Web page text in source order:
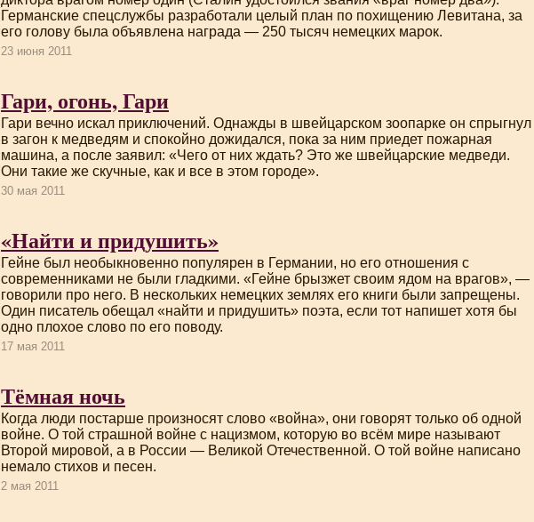
Германские спецслужбы разработали целый план по похищению Левитана, за
его голову была объявлена награда — 250 тысяч немецких марок.
23 июня 2011
Гари, огонь, Гари
Гари вечно искал приключений. Однажды в швейцарском зоопарке он спрыгнул
в загон к медведям и спокойно дожидался, пока за ним приедет пожарная
машина, а после заявил: «Чего от них ждать? Это же швейцарские медведи.
Они такие же скучные, как и все в этом городе».
30 мая 2011
«Найти и придушить»
Гейне был необыкновенно популярен в Германии, но его отношения с
современниками не были гладкими. «Гейне брызжет своим ядом на врагов», —
говорили про него. В нескольких немецких землях его книги были запрещены.
Один писатель обещал «найти и придушить» поэта, если тот напишет хотя бы
одно плохое слово по его поводу.
17 мая 2011
Тёмная ночь
Когда люди постарше произносят слово «война», они говорят только об одной
войне. О той страшной войне с нацизмом, которую во всём мире называют
Второй мировой, а в России — Великой Отечественной. О той войне написано
немало стихов и песен.
2 мая 2011